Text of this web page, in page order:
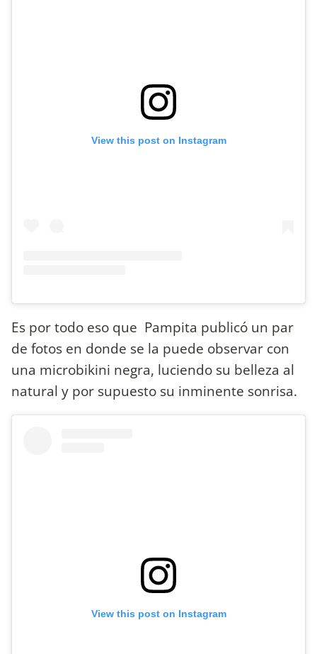
View this post on Instagram
Es por todo eso que Pampita publicó un par
de fotos en donde se la puede observar con
una microbikini negra, luciendo su belleza al
natural y por supuesto su inminente sonrisa.
View this post on Instagram